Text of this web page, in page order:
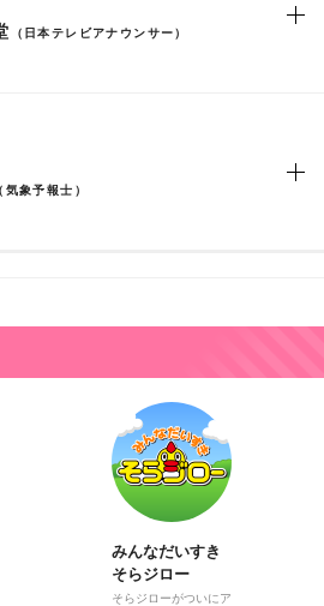
（日本テレビアナウンサー）
気象予報士）
みんなだいすき
そらジロー
そらジローがついにア